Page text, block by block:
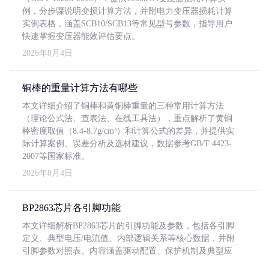
例，分步骤说明变损计算方法，并附电力变压器损耗计算
实例表格，涵盖SCB10/SCB13等常见型号参数，指导用户
快速掌握变压器能效评估要点。
2026年8月4日
铜棒的重量计算方法有哪些
本文详细介绍了铜棒和黄铜棒重量的三种常用计算方法
（理论公式法、查表法、在线工具法），重点解析了黄铜
棒密度取值（8.4-8.7g/cm³）和计算公式的差异，并提供实
际计算案例、误差分析及选材建议，数据参考GB/T 4423-
2007等国家标准。
2026年8月4日
BP2863芯片各引脚功能
本文详细解析BP2863芯片的引脚功能及参数，包括各引脚
定义、典型电压/电流值、内部逻辑关系等核心数据，并附
引脚参数对照表。内容涵盖驱动配置、保护机制及典型应